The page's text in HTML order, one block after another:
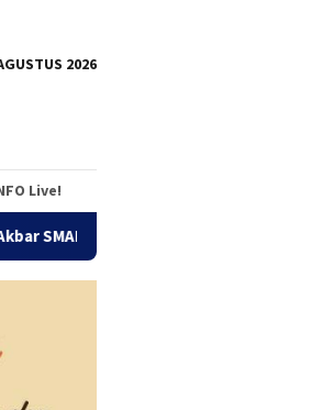
2026
Live!
1980–2025 Jadi Momentum